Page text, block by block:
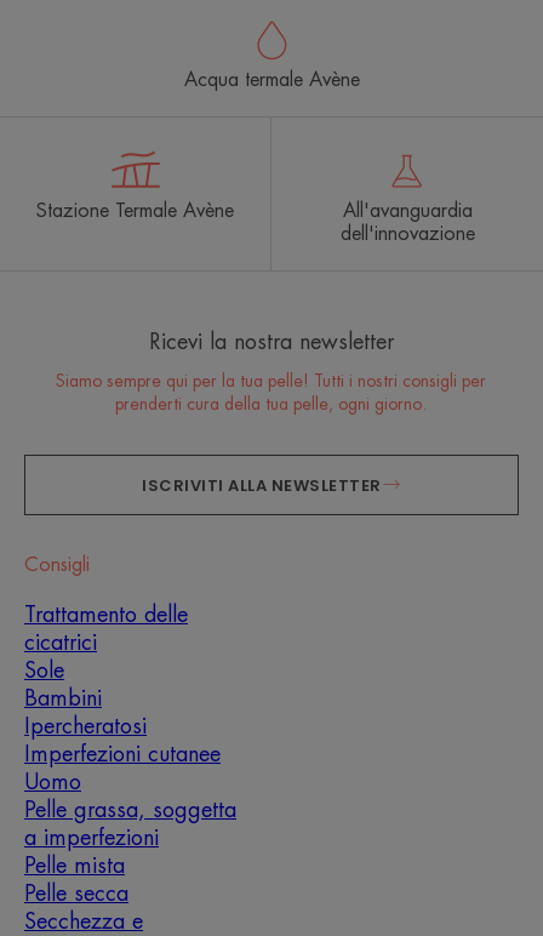
Acqua termale Avène
Stazione Termale Avène
All'avanguardia
dell'innovazione
Ricevi la nostra newsletter
Siamo sempre qui per la tua pelle! Tutti i nostri consigli per
prenderti cura della tua pelle, ogni giorno.
ISCRIVITI ALLA NEWSLETTER
Consigli
Trattamento delle
cicatrici
Sole
Bambini
Ipercheratosi
Imperfezioni cutanee
Uomo
Pelle grassa, soggetta
a imperfezioni
Pelle mista
Pelle secca
Secchezza e